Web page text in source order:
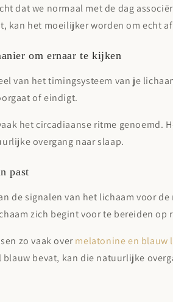
dat we normaal met de dag
kan het moeilijker worden om echt
om ernaar te kijken
van het timingsysteem van je
of eindigt.
hetcircadiaanse ritme genoemd.
overgang naar slaap.
past
de signalen van het lichaam voor
zich begint voor te bereiden op
zo vaak overmelatonine en blauw
blauw bevat, kan die natuurlijke